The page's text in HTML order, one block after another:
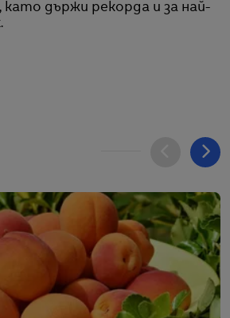
като държи рекорда и за най-